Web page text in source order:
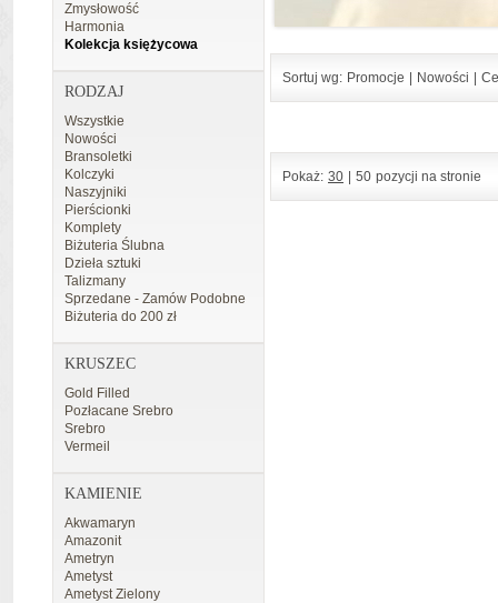
Zmysłowość
Harmonia
Kolekcja księżycowa
RODZAJ
Wszystkie
Nowości
Bransoletki
Kolczyki
Naszyjniki
Pierścionki
Komplety
Biżuteria Ślubna
Dzieła sztuki
Talizmany
Sprzedane - Zamów Podobne
Biżuteria do 200 zł
KRUSZEC
Gold Filled
Pozłacane Srebro
Srebro
Vermeil
KAMIENIE
Akwamaryn
Amazonit
Ametryn
Ametyst
Ametyst Zielony
Sortuj wg: Promocje Nowości
Pokaż: 30 50 pozycji na stronie